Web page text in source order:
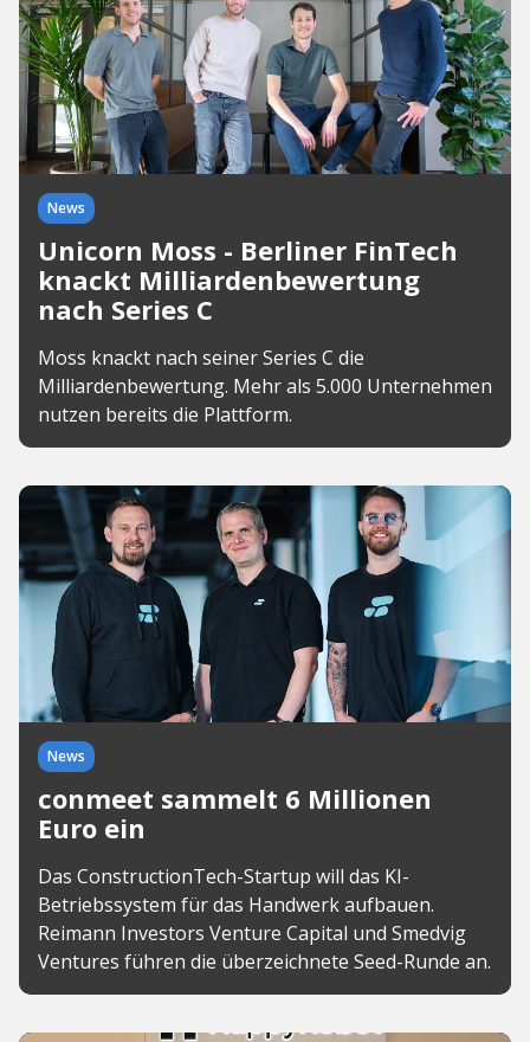
News
Unicorn Moss - Berliner FinTech
knackt Milliardenbewertung
nach Series C
Moss knackt nach seiner Series C die
Milliardenbewertung. Mehr als 5.000 Unternehmen
nutzen bereits die Plattform.
News
conmeet sammelt 6 Millionen
Euro ein
Das ConstructionTech-Startup will das KI-
Betriebssystem für das Handwerk aufbauen.
Reimann Investors Venture Capital und Smedvig
Ventures führen die überzeichnete Seed-Runde an.